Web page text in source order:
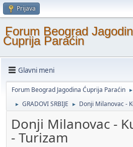
Prijava
Forum Beograd
Ćuprija Paraćin
Glavni meni
Forum Beograd Jagodina Ćuprija Paraćin ►
► GRADOVI SRBIJE ► Donji Milanovac -
Donji Milanovac -
- Turizam